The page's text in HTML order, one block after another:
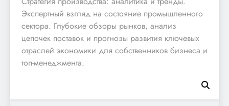
Экспертный взгляд на состояние промышленного
сектора. Глубокие обзоры рынков, анализ
цепочек поставок и прогнозы развития ключевых
отраслей экономики для собственников бизнеса и
топ-менеджмента.